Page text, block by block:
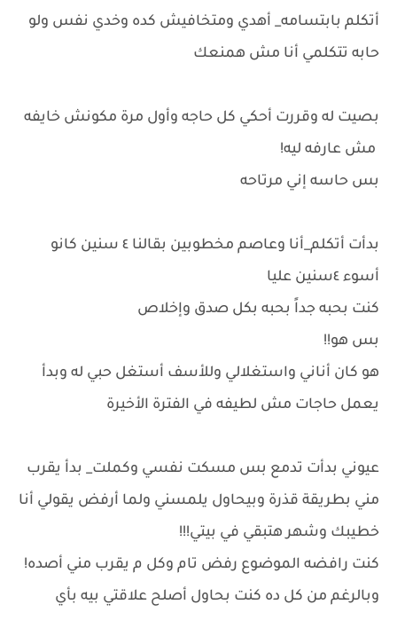
أتكلم بابتسامه_ أهدي ومتخافيش كده وخدي نفس ولو
حابه تتكلمي أنا مش همنعك
بصيت له وقررت أحكي كل حاجه وأول مرة مكونش خايفه
مش عارفه ليه!
بس حاسه إني مرتاحه
بدأت أتكلم_أنا وعاصم مخطوبين بقالنا ٤ سنين كانو
أسوء ٤سنين عليا
كنت بحبه جداً بحبه بكل صدق وإخلاص
بس هو!!
هو كان أناني واستغلالي وللأسف أستغل حبي له وبدأ
يعمل حاجات مش لطيفه في الفترة الأخيرة
عيوني بدأت تدمع بس مسكت نفسي وكملت_ بدأ يقرب
مني بطريقة قذرة وبيحاول يلمسني ولما أرفض يقولي أنا
خطيبك وشهر هتبقي في بيتي!!!
كنت رافضه الموضوع رفض تام وكل م يقرب مني أصده!
وبالرغم من كل ده كنت بحاول أصلح علاقتي بيه بأي